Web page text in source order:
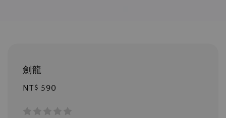
劍龍
Regular
NT$ 590